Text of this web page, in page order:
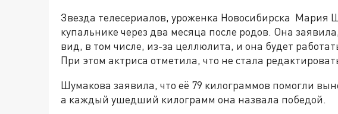
Звезда телесериалов, уроженка Новосибирска Мария
купальнике через два месяца после родов. Она
вид, в том числе, из-за целлюлита, и она будет
При этом актриса отметила, что не стала
Шумакова заявила, что её 79 килограммов помогли
а каждый ушедший килограмм она назвала победой.